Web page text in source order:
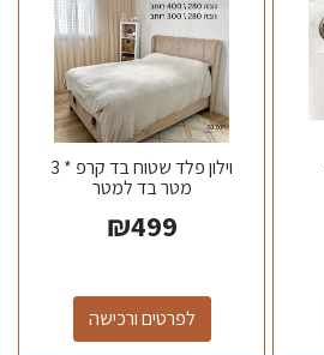
וילון פלד שטוח בד קרפ * 3
מטר בד למטר
₪499
לפרטים ורכישה